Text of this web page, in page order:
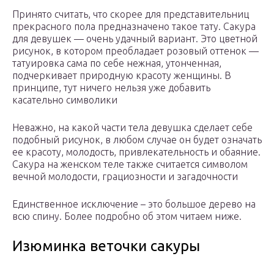
Принято считать, что скорее для представительниц
прекрасного пола предназначено такое тату. Сакура
для девушек — очень удачный вариант. Это цветной
рисунок, в котором преобладает розовый оттенок —
татуировка сама по себе нежная, утонченная,
подчеркивает природную красоту женщины. В
принципе, тут ничего нельзя уже добавить
касательно символики
Неважно, на какой части тела девушка сделает себе
подобный рисунок, в любом случае он будет означать
ее красоту, молодость, привлекательность и обаяние.
Сакура на женском теле также считается символом
вечной молодости, грациозности и загадочности
Единственное исключение – это большое дерево на
всю спину. Более подробно об этом читаем ниже.
Изюминка веточки сакуры